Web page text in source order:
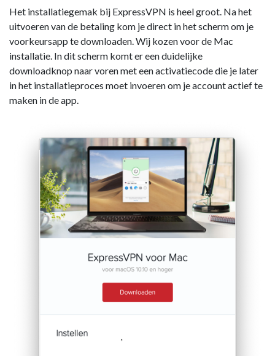
Het installatiegemak bij ExpressVPN is heel groot. Na het
uitvoeren van de betaling kom je direct in het scherm om je
voorkeursapp te downloaden. Wij kozen voor de Mac
installatie. In dit scherm komt er een duidelijke
downloadknop naar voren met een activatiecode die je later
in het installatieproces moet invoeren om je account actief te
maken in de app.